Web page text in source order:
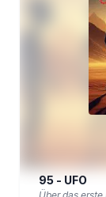
95 - UFO